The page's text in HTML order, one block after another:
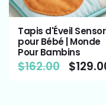
t
o
Tapis d'Éveil
pour Bébé | Monde
Pour Bambins
Prix
$162.00 Prix